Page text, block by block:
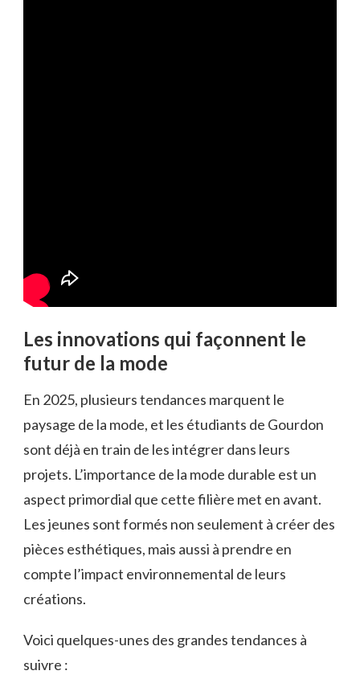
Les innovations qui façonnent le
futur de la mode
En 2025, plusieurs tendances marquent le
paysage de la mode, et les étudiants de Gourdon
sont déjà en train de les intégrer dans leurs
projets. L’importance de la mode durable est un
aspect primordial que cette filière met en avant.
Les jeunes sont formés non seulement à créer des
pièces esthétiques, mais aussi à prendre en
compte l’impact environnemental de leurs
créations.
Voici quelques-unes des grandes tendances à
suivre :